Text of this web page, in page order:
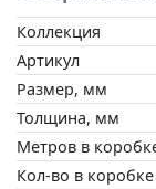
Коллекция
Артикул
Размер, мм
Толщина, мм
Метров в
Кол-во в коробке